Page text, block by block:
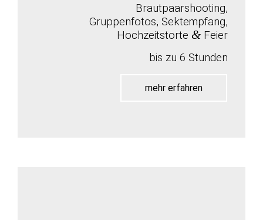
Brautpaarshooting,
Gruppenfotos, Sektempfang,
Hochzeitstorte &Feier
bis zu 6 Stunden
mehr erfahren